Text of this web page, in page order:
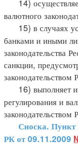
14)
валютного
15) в случаях
банками и иными
законодательства
санкции,
законодательством
16) выполняет
регулирования и
законодательством
Сноска. Пункт
РК от 09.11.2009